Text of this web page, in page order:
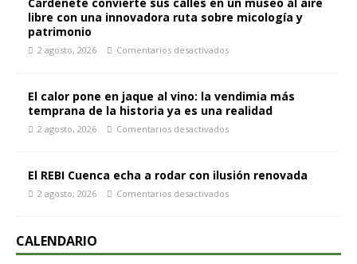
libre con una innovadora ruta sobre micología y
patrimonio
2 agosto, 2026 Comentarios desactivados
El calor pone en jaque al vino: la vendimia más
temprana de la historia ya es una realidad
2 agosto, 2026 Comentarios desactivados
El REBI Cuenca echa a rodar con ilusión renovada
2 agosto, 2026 Comentarios desactivados
CALENDARIO